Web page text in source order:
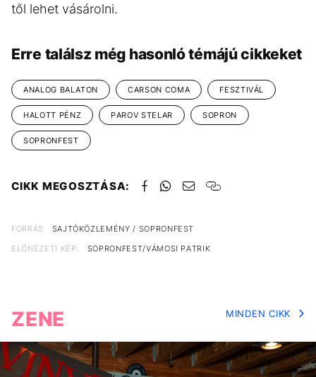
től lehet vásárolni.
Erre találsz még hasonló témájú cikkeket
ANALOG BALATON CARSON COMA FESZTIVÁL
HALOTT PÉNZ PAROV STELAR SOPRON
SOPRONFEST
CIKK MEGOSZTÁSA:
FORRÁS
SAJTÓKÖZLEMÉNY / SOPRONFEST
ELŐNÉZETI KÉP:
SOPRONFEST/VÁMOSI PATRIK
ZENE MINDEN CIKK